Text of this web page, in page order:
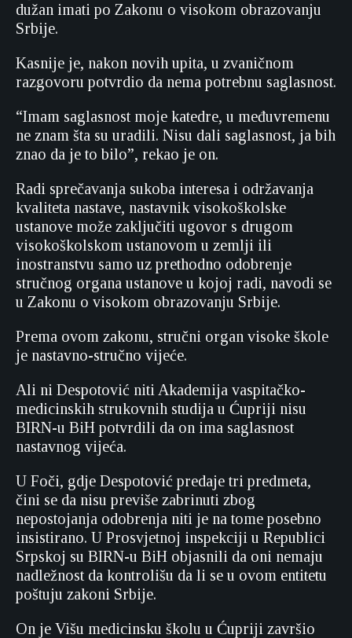
dužan imati po Zakonu o visokom obrazovanju
Srbije.
Kasnije je, nakon novih upita, u zvaničnom
razgovoru potvrdio da nema potrebnu saglasnost.
“Imam saglasnost moje katedre, u međuvremenu
ne znam šta su uradili. Nisu dali saglasnost, ja bih
znao da je to bilo”, rekao je on.
Radi sprečavanja sukoba interesa i održavanja
kvaliteta nastave, nastavnik visokoškolske
ustanove može zaključiti ugovor s drugom
visokoškolskom ustanovom u zemlji ili
inostranstvu samo uz prethodno odobrenje
stručnog organa ustanove u kojoj radi, navodi se
u Zakonu o visokom obrazovanju Srbije.
Prema ovom zakonu, stručni organ visoke škole
je nastavno-stručno vijeće.
Ali ni Despotović niti Akademija vaspitačko-
medicinskih strukovnih studija u Ćupriji nisu
BIRN-u BiH potvrdili da on ima saglasnost
nastavnog vijeća.
U Foči, gdje Despotović predaje tri predmeta,
čini se da nisu previše zabrinuti zbog
nepostojanja odobrenja niti je na tome posebno
insistirano. U Prosvjetnoj inspekciji u Republici
Srpskoj su BIRN-u BiH objasnili da oni nemaju
nadležnost da kontrolišu da li se u ovom entitetu
poštuju zakoni Srbije.
On je Višu medicinsku školu u Ćupriji završio